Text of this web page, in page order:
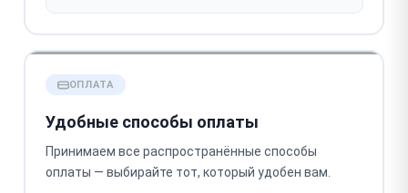
ОПЛАТА
Удобные способы оплаты
Принимаем все распространённые способы
оплаты — выбирайте тот, который удобен вам.